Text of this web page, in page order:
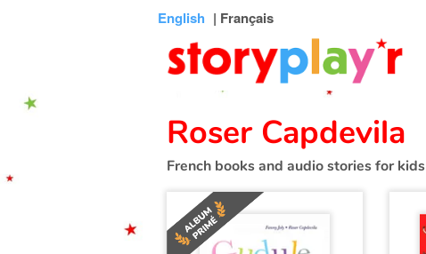
English | Français
Roser Capdevila
French books and audio stories for kids